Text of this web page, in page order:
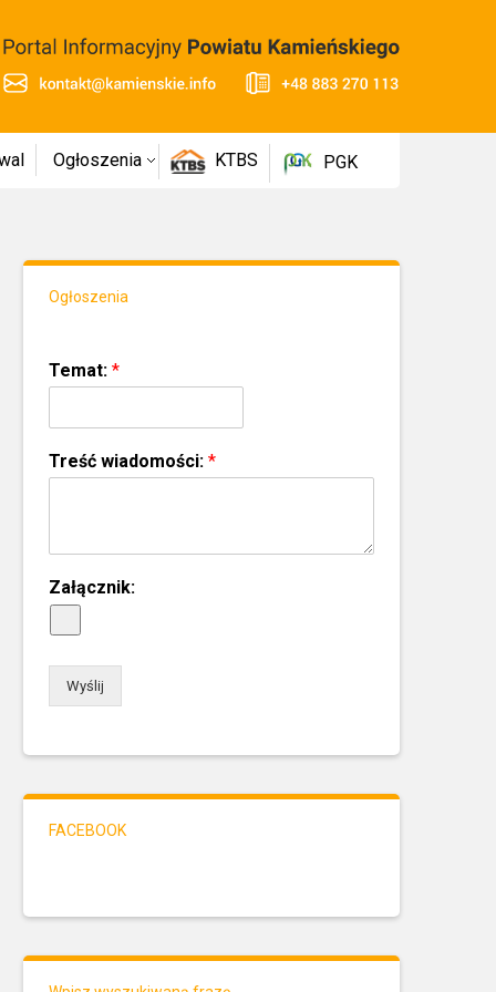
Ogłoszenia KTBS PGK
Ogłoszenia
Temat: *
Treść wiadomości: *
Załącznik:
Wyślij
FACEBOOK